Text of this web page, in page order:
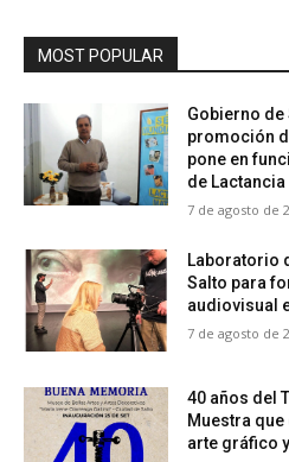
MOST POPULAR
Gobierno
promoción
pone en
de Lactancia
7 de agosto de
Laboratorio
Salto para
audiovisual
7 de agosto de
40 años del
Muestra
arte gráfico